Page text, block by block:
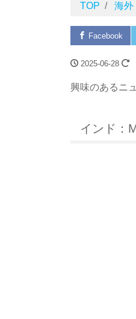
TOP 海外
Facebook
2025-06-28
興味のあるニ
インド：